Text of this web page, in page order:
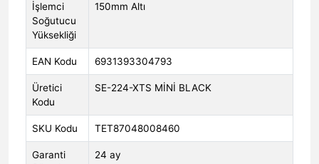
İşlemci
Soğutucu
Yüksekliği
150mm Altı
EAN Kodu 6931393304793
Üretici
Kodu
SE-224-XTS MİNİ BLACK
SKU Kodu TET87048008460
Garanti
24 ay